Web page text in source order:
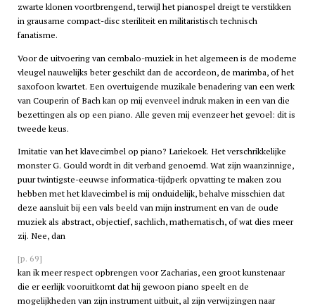
zwarte klonen voortbrengend, terwijl het pianospel dreigt te verstikken
in grausame compact-disc steriliteit en militaristisch technisch
fanatisme.
Voor de uitvoering van cembalo-muziek in het algemeen is de moderne
vleugel nauwelijks beter geschikt dan de accordeon, de marimba, of het
saxofoon kwartet. Een overtuigende muzikale benadering van een werk
van Couperin of Bach kan op mij evenveel indruk maken in een van die
bezettingen als op een piano. Alle geven mij evenzeer het gevoel: dit is
tweede keus.
Imitatie van het klavecimbel op piano? Lariekoek. Het verschrikkelijke
monster G. Gould wordt in dit verband genoemd. Wat zijn waanzinnige,
puur twintigste-eeuwse informatica-tijdperk opvatting te maken zou
hebben met het klavecimbel is mij onduidelijk, behalve misschien dat
deze aansluit bij een vals beeld van mijn instrument en van de oude
muziek als abstract, objectief, sachlich, mathematisch, of wat dies meer
zij. Nee, dan
[p. 69]
kan ik meer respect opbrengen voor Zacharias, een groot kunstenaar
die er eerlijk vooruitkomt dat hij gewoon piano speelt en de
mogelijkheden van zijn instrument uitbuit, al zijn verwijzingen naar